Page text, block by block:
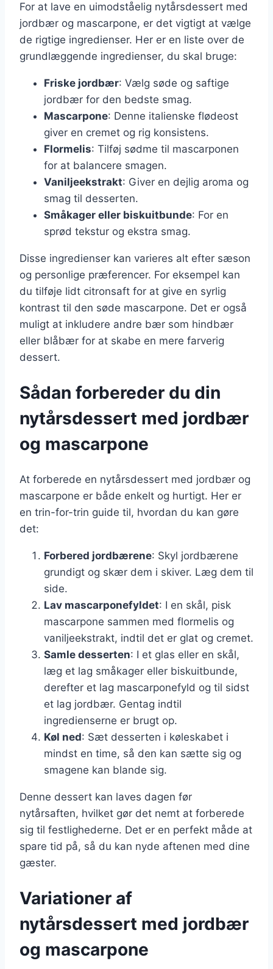
For at lave en uimodståelig nytårsdessert med
jordbær og mascarpone, er det vigtigt at vælge
de rigtige ingredienser. Her er en liste over de
grundlæggende ingredienser, du skal bruge:
Friske jordbær: Vælg søde og saftige
jordbær for den bedste smag.
Mascarpone: Denne italienske flødeost
giver en cremet og rig konsistens.
Flormelis: Tilføj sødme til mascarponen
for at balancere smagen.
Vaniljeekstrakt: Giver en dejlig aroma og
smag til desserten.
Småkager eller biskuitbunde: For en
sprød tekstur og ekstra smag.
Disse ingredienser kan varieres alt efter sæson
og personlige præferencer. For eksempel kan
du tilføje lidt citronsaft for at give en syrlig
kontrast til den søde mascarpone. Det er også
muligt at inkludere andre bær som hindbær
eller blåbær for at skabe en mere farverig
dessert.
Sådan forbereder du din
nytårsdessert med jordbær
og mascarpone
At forberede en nytårsdessert med jordbær og
mascarpone er både enkelt og hurtigt. Her er
en trin-for-trin guide til, hvordan du kan gøre
det:
Forbered jordbærene: Skyl jordbærene
grundigt og skær dem i skiver. Læg dem til
side.
Lav mascarponefyldet: I en skål, pisk
mascarpone sammen med flormelis og
vaniljeekstrakt, indtil det er glat og cremet.
Samle desserten: I et glas eller en skål,
læg et lag småkager eller biskuitbunde,
derefter et lag mascarponefyld og til sidst
et lag jordbær. Gentag indtil
ingredienserne er brugt op.
Køl ned: Sæt desserten i køleskabet i
mindst en time, så den kan sætte sig og
smagene kan blande sig.
Denne dessert kan laves dagen før
nytårsaften, hvilket gør det nemt at forberede
sig til festlighederne. Det er en perfekt måde at
spare tid på, så du kan nyde aftenen med dine
gæster.
Variationer af
nytårsdessert med jordbær
og mascarpone